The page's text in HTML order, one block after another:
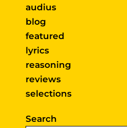
audius
blog
featured
lyrics
reasoning
reviews
selections
Search